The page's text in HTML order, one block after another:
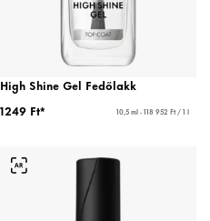
High Shine Gel Fedőlakk
1249 Ft*
10,5 ml - 118 952 Ft / 1 l